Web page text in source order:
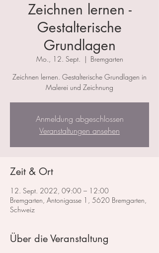
Zeichnen lernen -
Gestalterische
Grundlagen
Mo., 12. Sept.
  |
Bremgarten
Zeichnen lernen. Gestalterische Grundlagen in
Malerei und Zeichnung
Anmeldung abgeschlossen
Veranstaltungen ansehen
Zeit & Ort
12. Sept. 2022, 09:00 – 12:00
Bremgarten, Antonigasse 1, 5620 Bremgarten,
Schweiz
Über die Veranstaltung